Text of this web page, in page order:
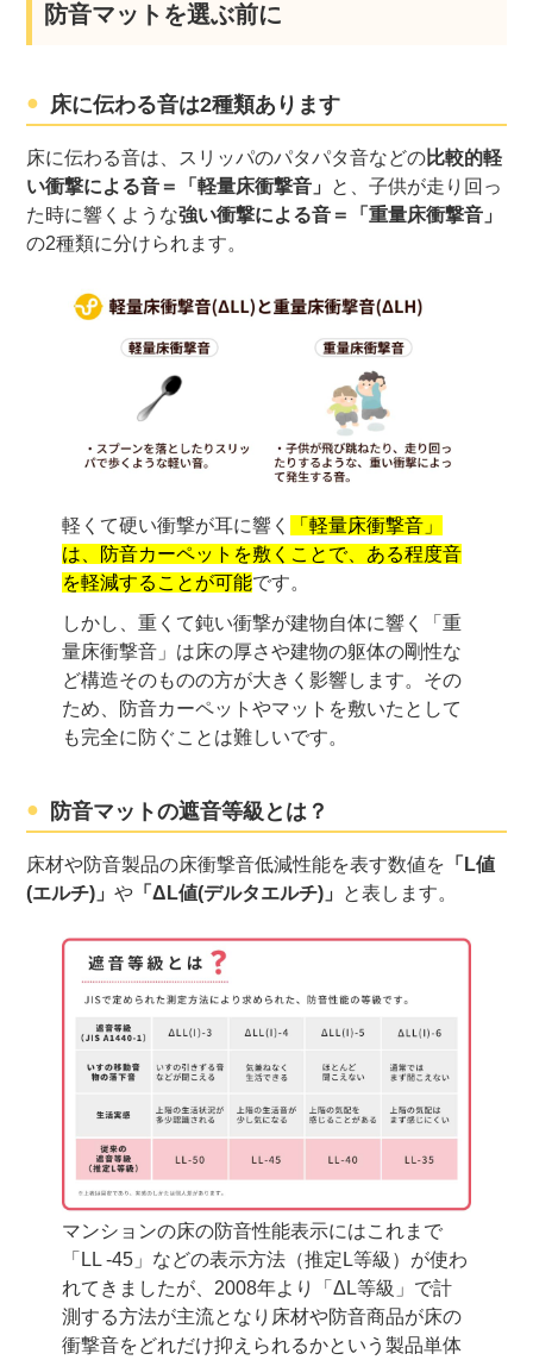
防音マットを選ぶ前に
床に伝わる音は2種類あります
床に伝わる音は、スリッパのパタパタ音などの比較的軽
い衝撃による音＝「軽量床衝撃音」 と、子供が走り回っ
た時に響くような強い衝撃による音＝「重量床衝撃音」
の2種類に分けられます。
軽くて硬い衝撃が耳に響く
「軽量床衝撃音」
は、防音カーペットを敷くことで、ある程度音
を軽減することが可能です。
しかし、重くて鈍い衝撃が建物自体に響く「重
量床衝撃音」は床の厚さや建物の躯体の剛性な
ど構造そのものの方が大きく影響します。その
ため、防音カーペットやマットを敷いたとして
も完全に防ぐことは難しいです。
防音マットの遮音等級とは？
床材や防音製品の床衝撃音低減性能を表す数値を 「L値
(エルチ)」や 「ΔL値(デルタエルチ)」 と表します。
マンションの床の防音性能表示にはこれまで
「LL -45」などの表示方法（推定L等級）が使わ
れてきましたが、2008年より「ΔL等級」で計
測する方法が主流となり床材や防音商品が床の
衝撃音をどれだけ抑えられるかという製品単体